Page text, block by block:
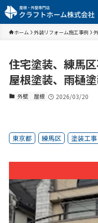
ホーム 外装リフォーム施工事例
住宅塗装、練馬
屋根塗装、雨樋
外壁 屋根 2026/03/20
東京都 練馬区 塗装工事